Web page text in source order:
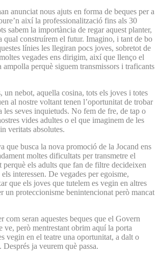
anunciat nous ajuts en forma de beques per a
així la professionalització fins als 30
sabem la importància de regar aquest planter,
qual construírem el futur. Imagino, i tant de bo
línies les llegiran pocs joves, sobretot de
vegades ens dirigim, així que llenço el
ampolla perquè siguem transmissors i traficants
nebot, aquella cosina, tots els joves i totes
al nostre voltant tenen l’oportunitat de trobar
les seves inquietuds. No fem de fre, de tap o
vides adultes o el que imaginem de les
veritats absolutes.
que busca la nova promoció de la Jocand ens
moltes dificultats per transmetre el
perquè els adults que fan de filtre decideixen
interessen. De vegades per egoisme,
que els joves que tutelem es vegin en altres
un proteccionisme benintencionat però mancat
com seran aquestes beques que el Govern
ve, però mentrestant obrim aquí la porta
vegin en el teatre una oportunitat, a dalt o
Després ja veurem què passa.